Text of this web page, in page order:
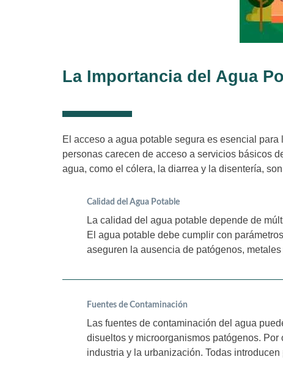
La Importancia del Agua
El acceso a agua potable segura es esencial
personas carecen de acceso a servicios básicos
agua, como el cólera, la diarrea y la disentería,
Calidad del Agua Potable
La calidad del agua potable depende de
El agua potable debe cumplir con
aseguren la ausencia de patógenos,
Fuentes de Contaminación
Las fuentes de contaminación del agua
disueltos y microorganismos patógenos.
industria y la urbanización. Todas